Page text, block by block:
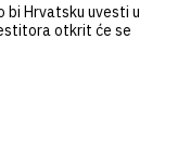
bi Hrvatsku uvesti u
otkrit će se